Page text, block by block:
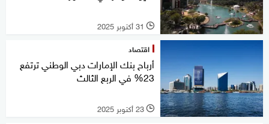
l 31 أكتوبر 2025
اقتصاد
أرباح بنك الإمارات دبي الوطني ترتفع
23% في الربع الثالث
l 23 أكتوبر 2025